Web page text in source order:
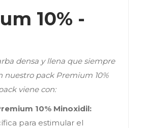
10% -
densa y llena que siempre
nuestro pack Premium 10%
viene con:
10% Minoxidil:
para estimular el